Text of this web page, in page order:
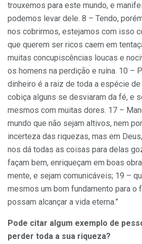
trouxemos para este mundo, e
podemos levar dele. 8 – Tendo,
nos cobrirmos, estejamos com isso
que querem ser ricos caem em
muitas concupiscências loucas e
os homens na perdição e ruína. 10 –
dinheiro é a raiz de toda a espécie
cobiça alguns se desviaram da fé, e
mesmos com muitas dores. 17 –
mundo que não sejam altivos, nem
incerteza das riquezas, mas em
nos dá todas as coisas para delas
façam bem, enriqueçam em boas
mente, e sejam comunicáveis; 19 –
mesmos um bom fundamento para o
possam alcançar a vida eterna.”
Pode citar algum exemplo de
perder toda a sua riqueza?